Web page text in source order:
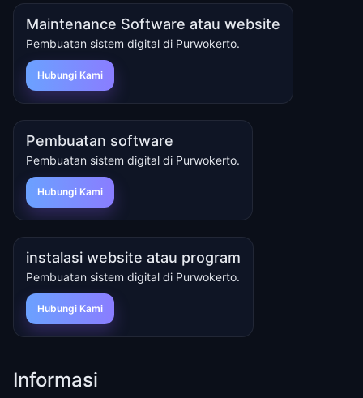
Maintenance Software atau website
Pembuatan sistem digital di Purwokerto.
Hubungi Kami
Pembuatan software
Pembuatan sistem digital di Purwokerto.
Hubungi Kami
instalasi website atau program
Pembuatan sistem digital di Purwokerto.
Hubungi Kami
Informasi